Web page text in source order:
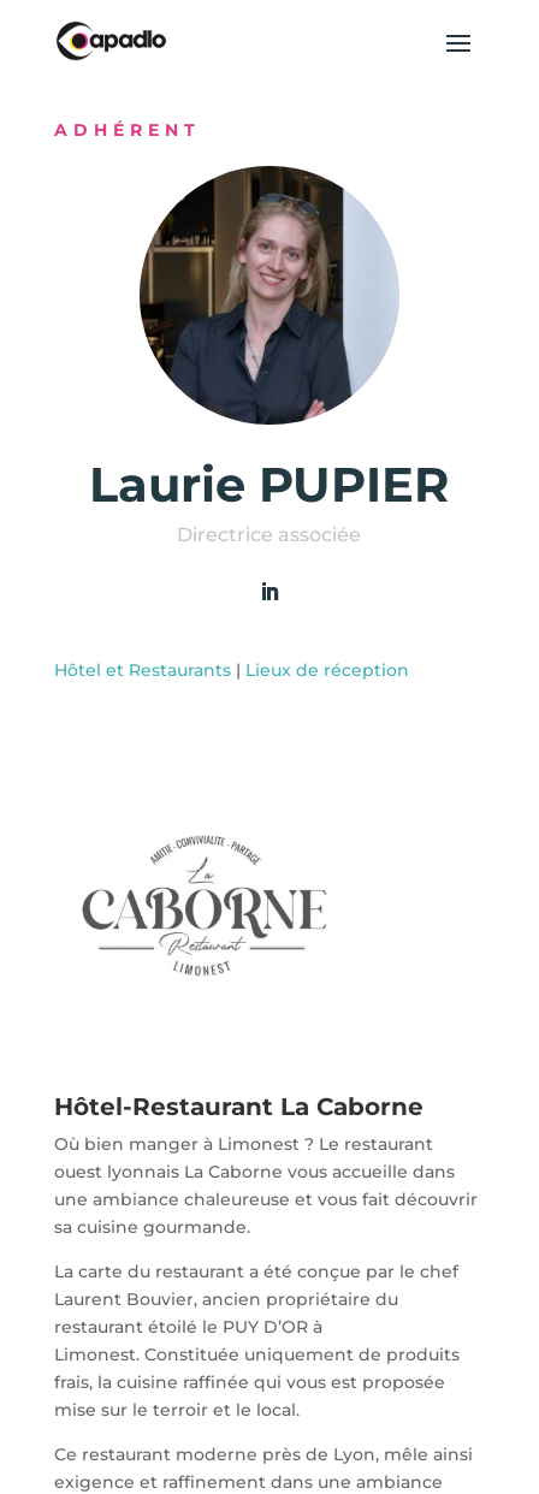
ADHÉRENT
Laurie PUPIER
Directrice associée
Hôtel et Restaurants| Lieux de réception
Hôtel-Restaurant La Caborne
Où bien manger à Limonest ? Le restaurant
ouest lyonnais La Caborne vous accueille dans
une ambiance chaleureuse et vous fait découvrir
sa cuisine gourmande.
La carte du restaurant a été conçue par le chef
Laurent Bouvier, ancien propriétaire du
restaurant étoilé le PUY D’OR à
Limonest. Constituée uniquement de produits
frais, la cuisine raffinée qui vous est proposée
mise sur le terroir et le local.
Ce restaurant moderne près de Lyon, mêle ainsi
exigence et raffinement dans une ambiance